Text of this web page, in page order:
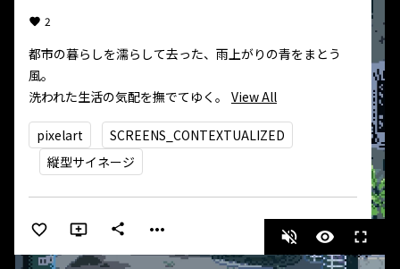
2
都市の暮らしを濡らして去った、雨上がりの青をまとう
風。
洗われた生活の気配を撫でてゆく。
View All
pixelart
SCREENS_CONTEXTUALIZED
縦型サイネージ
share more_horiz volume_off visibility fullscreen